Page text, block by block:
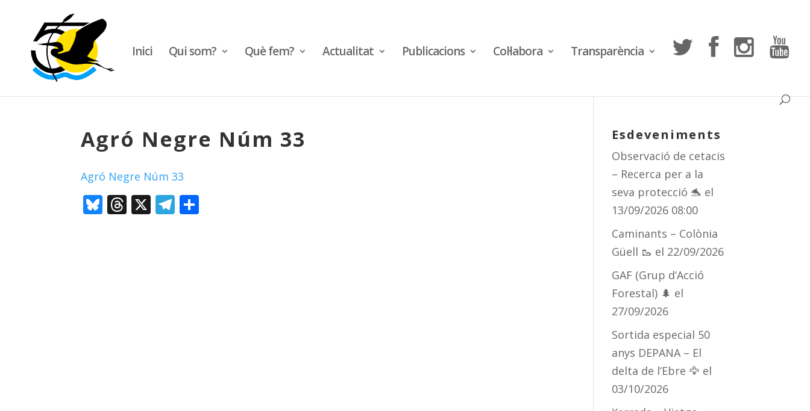
Inici Qui som? Què fem? Actualitat Publicacions Col·labora Transparència
Agró Negre Núm 33
Agró Negre Núm 33
Bluesky
Threads
X Telegram
Esdeveniments
Observació de cetacis
– Recerca per a la
seva protecció 🐬 el
13/09/2026 08:00
Caminants – Colònia
Güell 🥾 el 22/09/2026
GAF (Grup d’Acció
Forestal) 🌲 el
27/09/2026
Sortida especial 50
anys DEPANA – El
delta de l’Ebre 🦅 el
03/10/2026